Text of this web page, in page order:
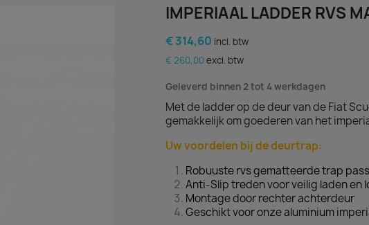
IMPERIAAL LADDER RVS
€ 314,60 incl. btw
€ 260,00 excl. btw
Geleverd binnen 2 tot 4 werkdagen
Met de ladder op de deur van de Fiat
gemakkelijk om goederen van het
Uw voordelen bij de deurtrap:
Robuuste rvs gematteerde trap
Anti-Slip treden voor veilig laden en
Montage door rechter achterdeur
Geschikt voor onze aluminium